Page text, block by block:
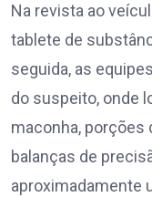
Na revista ao
tablete de
seguida, as
do suspeito, onde
maconha, porções
balanças de
aproximadamente